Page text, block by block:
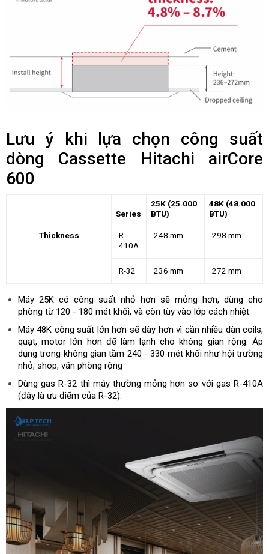
Lưu ý khi lựa chọn công suất
dòng Cassette Hitachi airCore
600
Series
25K (25.000
BTU)
48K (48.000
BTU)
Thickness
R-
410A
248 mm 298 mm
R-32 236 mm 272 mm
Máy 25K có công suất nhỏ hơn sẽ mỏng hơn, dùng cho
phòng từ 120 - 180 mét khối, và còn tùy vào lớp cách nhiệt.
Máy 48K công suất lớn hơn sẽ dày hơn vì cần nhiều dàn coils,
quạt, motor lớn hơn để làm lạnh cho không gian rộng. Áp
dụng trong không gian tầm 240 - 330 mét khối như hội trường
nhỏ, shop, văn phòng rộng
Dùng gas R-32 thì máy thường mỏng hơn so với gas R-410A
(đây là ưu điểm của R-32).